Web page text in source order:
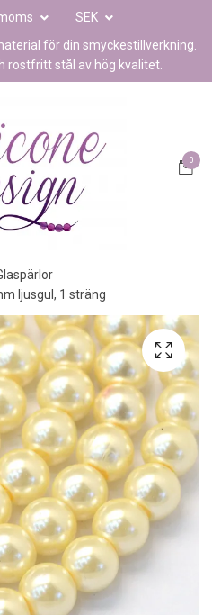
SEK
för din smyckestillverkning.
rostfritt stål av hög kvalitet.
0
ljusgul, 1 sträng